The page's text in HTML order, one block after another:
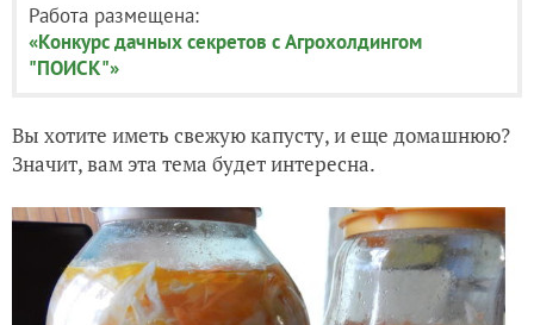
Работа размещена:
«Конкурс дачных секретов с Агрохолдингом
"ПОИСК"»
Вы хотите иметь свежую капусту, и еще домашнюю?
Значит, вам эта тема будет интересна.